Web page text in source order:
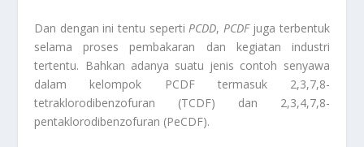
Dan dengan ini tentu seperti PCDD, PCDFjuga terbentuk
selama proses pembakaran dan kegiatan industri
tertentu. Bahkan adanya suatu jenis contoh senyawa
dalam kelompok PCDF termasuk 2,3,7,8-
tetraklorodibenzofuran (TCDF) dan 2,3,4,7,8-
pentaklorodibenzofuran (PeCDF).